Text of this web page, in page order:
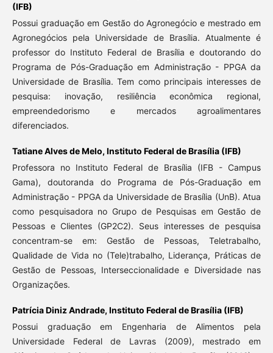
(IFB)
Possui graduação em Gestão do Agronegócio e mestrado em
Agronegócios pela Universidade de Brasília. Atualmente é
professor do Instituto Federal de Brasília e doutorando do
Programa de Pós-Graduação em Administração - PPGA da
Universidade de Brasília. Tem como principais interesses de
pesquisa: inovação, resiliência econômica regional,
empreendedorismo e mercados agroalimentares
diferenciados.
Tatiane Alves de Melo, Instituto Federal de Brasília (IFB)
Professora no Instituto Federal de Brasília (IFB - Campus
Gama), doutoranda do Programa de Pós-Graduação em
Administração - PPGA da Universidade de Brasília (UnB). Atua
como pesquisadora no Grupo de Pesquisas em Gestão de
Pessoas e Clientes (GP2C2). Seus interesses de pesquisa
concentram-se em: Gestão de Pessoas, Teletrabalho,
Qualidade de Vida no (Tele)trabalho, Liderança, Práticas de
Gestão de Pessoas, Interseccionalidade e Diversidade nas
Organizações.
Patrícia Diniz Andrade, Instituto Federal de Brasília (IFB)
Possui graduação em Engenharia de Alimentos pela
Universidade Federal de Lavras (2009), mestrado em